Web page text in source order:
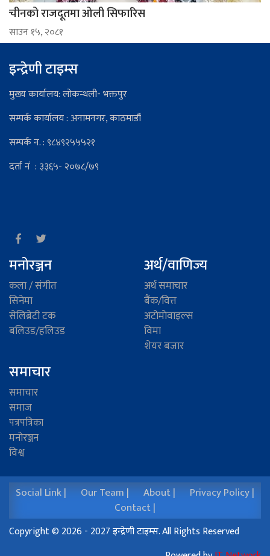
चीनको राजदूतमा ओली सिफारिस
साउन १५, २०८१
इन्द्रेणी टाइम्स
मुख्य कार्यालय: लोकन्थली- भक्तपुर
सम्पर्क कार्यालय : अनामनगर, काठमाडौं
सम्पर्क न. : ९८४९२५५५२१
दर्ता नं : ३३६५- २०७८/७९
मनोरञ्जन
कला / संगीत
सिनेमा
सेलिब्रेटी टक
बलिउड/हलिउड
अर्थ/वाणिज्य
अर्थ समाचार
बैंक/वित्त
अटाेमाेवाइल्स
विमा
शेयर बजार
समाचार
समाचार
समाज
पत्रपत्रिका
मनोरञ्जन
विश्व
Social Link | Our Team | About |
Privacy Policy |
Contact |
Copyright © 2026 - 2027 इन्द्रेणी टाइम्स. All Rights Reserved